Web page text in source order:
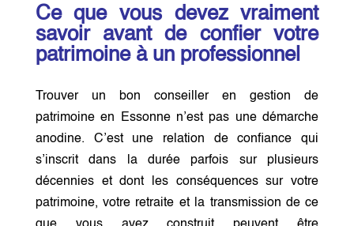
Ce que vous devez vraiment
savoir avant de confier votre
patrimoine à un professionnel
Trouver un bon conseiller en gestion de
patrimoine en Essonne n’est pas une démarche
anodine. C’est une relation de confiance qui
s’inscrit dans la durée parfois sur plusieurs
décennies et dont les conséquences sur votre
patrimoine, votre retraite et la transmission de ce